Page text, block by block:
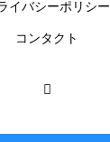
イバシーポリシー
コンタクト